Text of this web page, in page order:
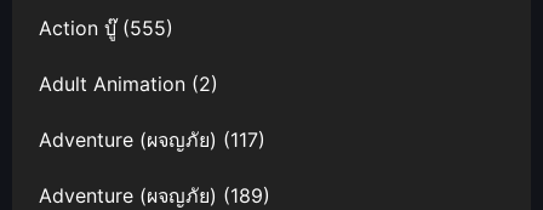
Action บู๊(555)
Adult Animation (2)
Adventure (ผจญภัย) (117)
Adventure (ผจญภัย) (189)